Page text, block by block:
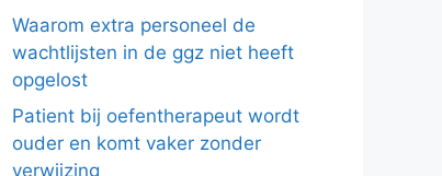
Waarom extra personeel de
wachtlijsten in de ggz niet heeft
opgelost
Patient bij oefentherapeut wordt
ouder en komt vaker zonder
verwijzing